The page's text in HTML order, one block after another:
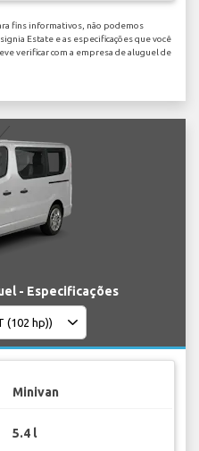
fins informativos, não podemos
Estate e as especificações que você
verificar com a empresa de aluguel de
- Especificações
Minivan
5.4 l